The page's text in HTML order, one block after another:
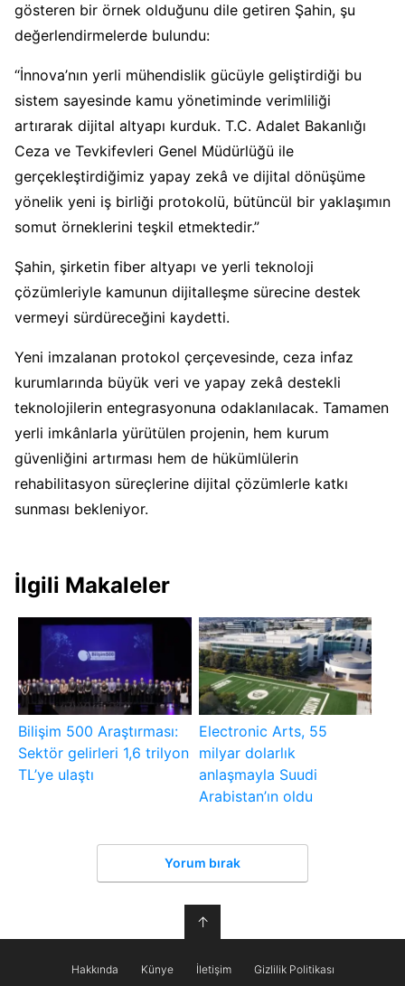
gösteren bir örnek olduğunu dile getiren Şahin, şu
değerlendirmelerde bulundu:
“İnnova’nın yerli mühendislik gücüyle geliştirdiği bu
sistem sayesinde kamu yönetiminde verimliliği
artırarak dijital altyapı kurduk. T.C. Adalet Bakanlığı
Ceza ve Tevkifevleri Genel Müdürlüğü ile
gerçekleştirdiğimiz yapay zekâ ve dijital dönüşüme
yönelik yeni iş birliği protokolü, bütüncül bir yaklaşımın
somut örneklerini teşkil etmektedir.”
Şahin, şirketin fiber altyapı ve yerli teknoloji
çözümleriyle kamunun dijitalleşme sürecine destek
vermeyi sürdüreceğini kaydetti.
Yeni imzalanan protokol çerçevesinde, ceza infaz
kurumlarında büyük veri ve yapay zekâ destekli
teknolojilerin entegrasyonuna odaklanılacak. Tamamen
yerli imkânlarla yürütülen projenin, hem kurum
güvenliğini artırması hem de hükümlülerin
rehabilitasyon süreçlerine dijital çözümlerle katkı
sunması bekleniyor.
İlgili Makaleler
Bilişim 500 Araştırması:
Sektör gelirleri 1,6 trilyon
TL’ye ulaştı
Electronic Arts, 55
milyar dolarlık
anlaşmayla Suudi
Arabistan’ın oldu
Yorum bırak
↑
Hakkında Künye İletişim Gizlilik Politikası